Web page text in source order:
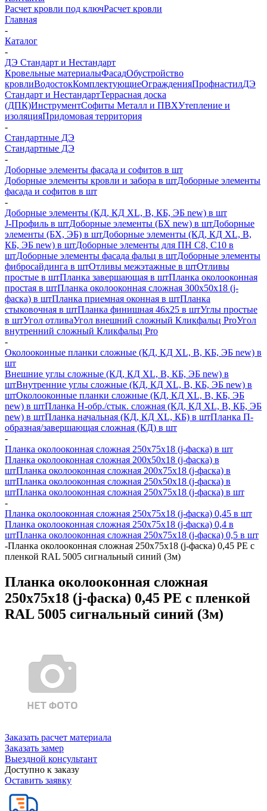
Расчет кровли под ключРасчет кровли
Главная
-
Каталог
-
ДЭ Стандарт и Нестандарт
Кровельные материалыФасадОбустройство
кровлиВодостокКомплектующиеОгражденияПрофнастилДЭ
Стандарт и НестандартТеррасная доска
(ДПК)ИнструментСофиты Металл и ПВХУтепление и
изоляцияПридомовая территория
-
Стандартные ДЭ
Стандартные ДЭ
-
Доборные элементы фасада и софитов в шт
Доборные элементы кровли и забора в штДоборные элементы
фасада и софитов в шт
-
Доборные элементы (КД, КД XL, В, КБ, ЭБ new) в шт
J-Профиль в штДоборные элементы (БХ new) в штДоборные
элементы (БХ, ЭБ) в штДоборные элементы (КД, КД XL, В,
КБ, ЭБ new) в штДоборные элементы для ПН С8, С10 в
штДоборные элементы фасада фальц в штДоборные элементы
фибросайдинга в штОтливы межэтажные в штОтливы
простые в штПланка завершающая в штПланка околооконная
простая в штПланка околооконная сложная 300х50х18 (j-
фаска) в штПланка приемная оконная в штПланка
стыковочная в штПланка финишная 46х25 в штУглы простые
в штУгол отливаУгол внешний сложный Кликфальц ProУгол
внутренний сложный Кликфальц Pro
-
Околооконные планки сложные (КД, КД XL, В, КБ, ЭБ new) в
шт
Внешние углы сложные (КД, КД XL, В, КБ, ЭБ new) в
штВнутренние углы сложные (КД, КД XL, В, КБ, ЭБ new) в
штОколооконные планки сложные (КД, КД XL, В, КБ, ЭБ
new) в штПланка H-обр./стык. сложная (КД, КД XL, В, КБ, ЭБ
new) в штПланка начальная (КД, КД XL, КБ) в штПланка П-
образная/завершающая сложная (КД) в шт
-
Планка околооконная сложная 250х75х18 (j-фаска) в шт
Планка околооконная сложная 200х50х18 (j-фаска) в
штПланка околооконная сложная 200х75х18 (j-фаска) в
штПланка околооконная сложная 250х50х18 (j-фаска) в
штПланка околооконная сложная 250х75х18 (j-фаска) в шт
-
Планка околооконная сложная 250х75х18 (j-фаска) 0,45 в шт
Планка околооконная сложная 250х75х18 (j-фаска) 0,4 в
штПланка околооконная сложная 250х75х18 (j-фаска) 0,5 в шт
-Планка околооконная сложная 250х75х18 (j-фаска) 0,45 PE с
пленкой RAL 5005 сигнальный синий (3м)
Планка околооконная сложная
250х75х18 (j-фаска) 0,45 PE с пленкой
RAL 5005 сигнальный синий (3м)
Заказать расчет материала
Заказать замер
Выездной консультант
Доступно к заказу
Оставить заявку